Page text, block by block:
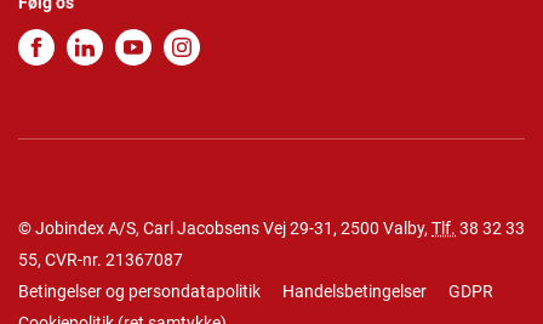
© Jobindex A/S, Carl Jacobsens Vej 29-31, 2500 Valby, Tlf. 38 32 33
55, CVR-nr. 21367087
Betingelser og persondatapolitik
Handelsbetingelser
GDPR